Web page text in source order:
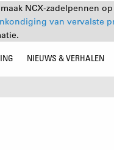
NCX-zadelpennen
van vervalste
NIEUWS & VERHALEN